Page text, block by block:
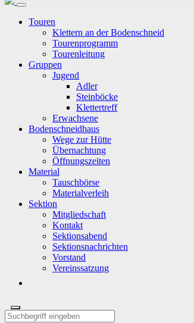
Touren
Klettern an der Bodenschneid
Tourenprogramm
Tourenleitung
Gruppen
Jugend
Adler
Steinböcke
Klettertreff
Erwachsene
Bodenschneidhaus
Wege zur Hütte
Übernachtung
Öffnungszeiten
Material
Tauschbörse
Materialverleih
Sektion
Mitgliedschaft
Kontakt
Sektionsabend
Sektionsnachrichten
Vorstand
Vereinssatzung